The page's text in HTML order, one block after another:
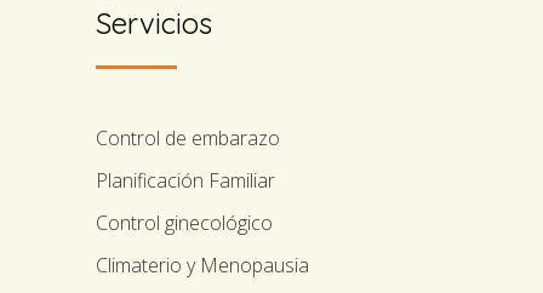
Servicios
Control de embarazo
Planificación Familiar
Control ginecológico
Climaterio y Menopausia